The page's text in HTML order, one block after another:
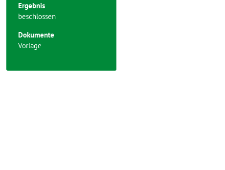
Ergebnis
beschlossen
Dokumente
Vorlage